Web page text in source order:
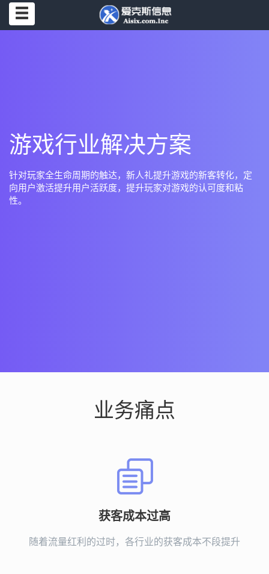
游戏行业解决方案
针对玩家全生命周期的触达，新人礼提升游戏的新客转化，定
向用户激活提升用户活跃度，提升玩家对游戏的认可度和粘
性。
业务痛点
获客成本过高
随着流量红利的过时，各行业的获客成本不段提升